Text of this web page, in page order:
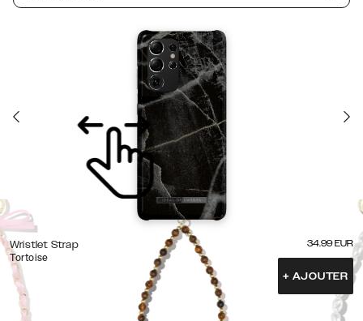
Wristlet Strap
Tortoise
34.99 EUR
+ AJOUTER